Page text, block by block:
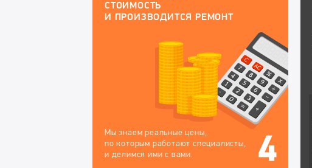
СТОИМОСТЬ
И ПРОИЗВОДИТСЯ РЕМОНТ
Мы знаем реальные цены,
по которым работают специалисты,
и делимся ими с вами.